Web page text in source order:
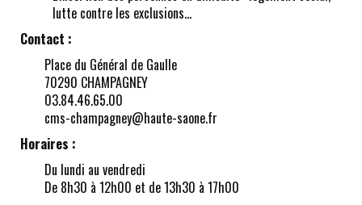
lutte contre les exclusions…
Contact :
Place du Général de Gaulle
70290 CHAMPAGNEY
03.84.46.65.00
cms-champagney@haute-saone.fr
Horaires :
Du lundi au vendredi
De 8h30 à 12h00 et de 13h30 à 17h00